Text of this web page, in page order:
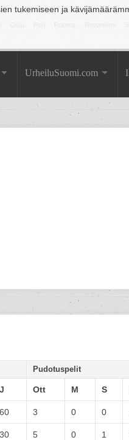
tukemiseen ja
UrheiluSuomi.com
Pudotuspelit
J Ott M S
60 3 0 0
30 5 0 1